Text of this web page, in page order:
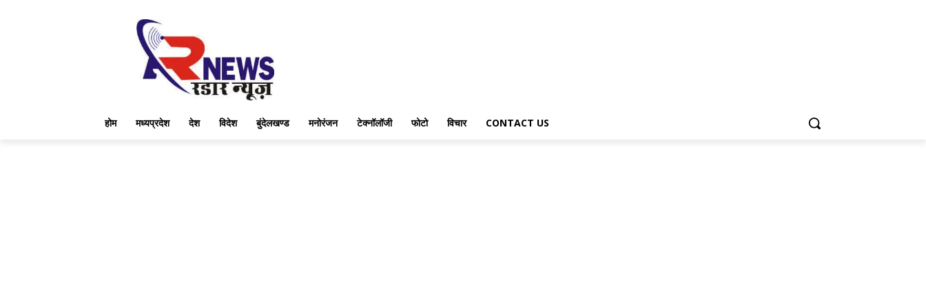
होम मध्यप्रदेश देश विदेश बुंदेलखण्ड मनोरंजन टेक्नॉलॉजी फोटो विचार CONTACT US